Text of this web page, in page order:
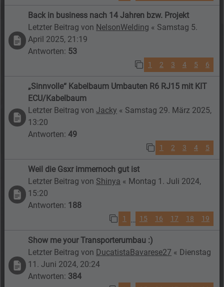
Back in business nach 14 Jahren bzw. Projekt
Letzter Beitrag von NelsonWelding « Samstag 5.
April 2025, 21:19
Antworten: 53
1 2 3 4 5 6
„Sinnvolle“ Kabelbaum Umbauten R6 RJ15 mit KIT
ECU/Kabelbaum
Letzter Beitrag vonJacky « Samstag 29. März 2025,
13:20
Antworten:49
1 2 3 4 5
Weil die Gsxr immernoch gut ist
Letzter Beitrag von Shinya « Montag 1. Juli 2024,
15:20
Antworten: 188
1 … 15 16 17 18 19
Show me your Transporterumbau :)
Letzter Beitrag von DucatistaBavarese27 « Dienstag
11. Juni 2024, 20:24
Antworten: 384